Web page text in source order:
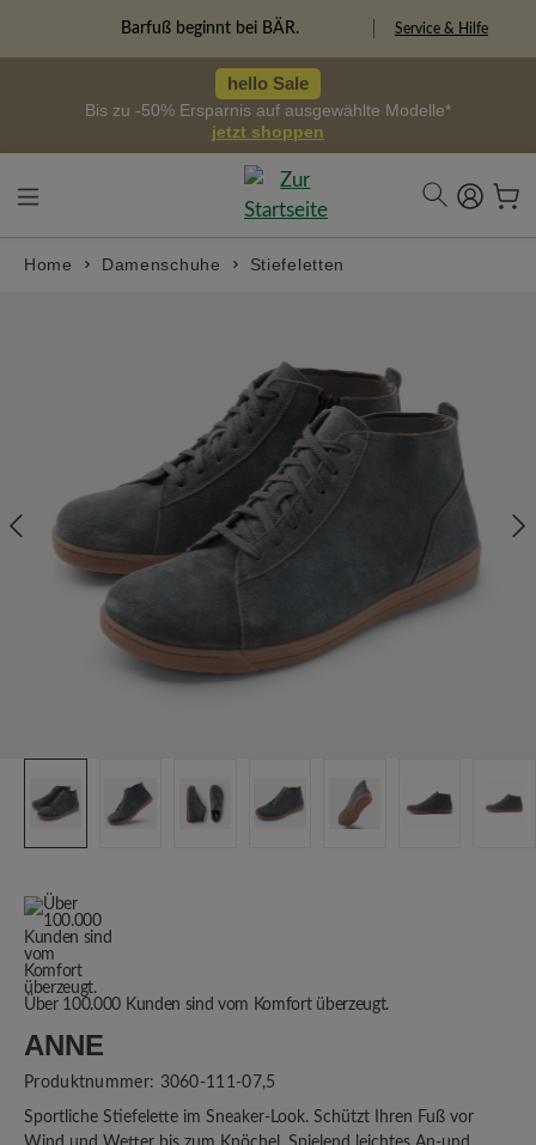
Freiheitspioniere Service & Hilfe
hello Sale
Bis zu -50% Ersparnis auf ausgewählte Modelle*
jetzt shoppen
Home Damenschuhe Stiefeletten
Über 100.000 Kunden sind vom Komfort überzeugt.
ANNE
Produktnummer: 3060-111-07,5
Sportliche Stiefelette im Sneaker-Look. Schützt Ihren Fuß vor